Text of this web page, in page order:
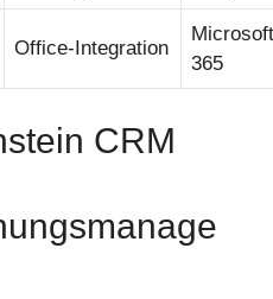
Office-Integration
Microsoft
365
CRM